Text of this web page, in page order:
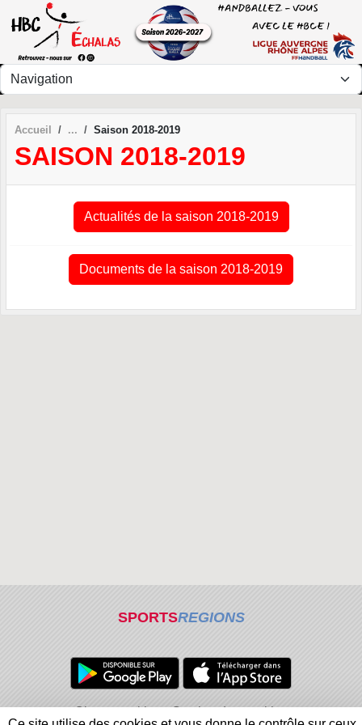
Accueil Saison 2018-2019
SAISON 2018-2019
Actualités de la saison 2018-2019
Documents de la saison 2018-2019
SPORTSREGIONS
Charte cookies
Gestion des cookies
Panneau de gestion des cookies